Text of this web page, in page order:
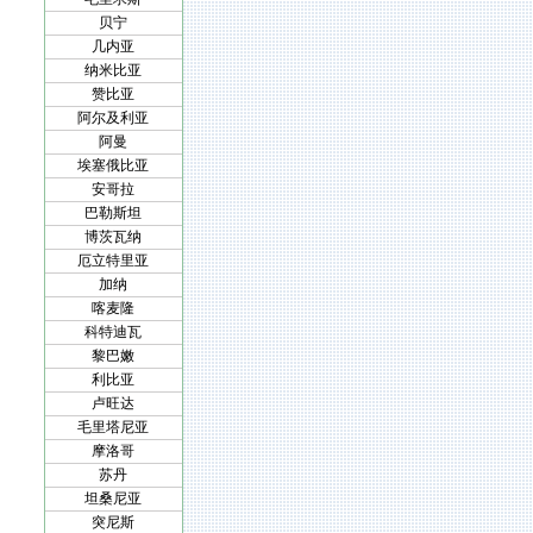
贝宁
几内亚
纳米比亚
赞比亚
阿尔及利亚
阿曼
埃塞俄比亚
安哥拉
巴勒斯坦
博茨瓦纳
厄立特里亚
加纳
喀麦隆
科特迪瓦
黎巴嫩
利比亚
卢旺达
毛里塔尼亚
摩洛哥
苏丹
坦桑尼亚
突尼斯